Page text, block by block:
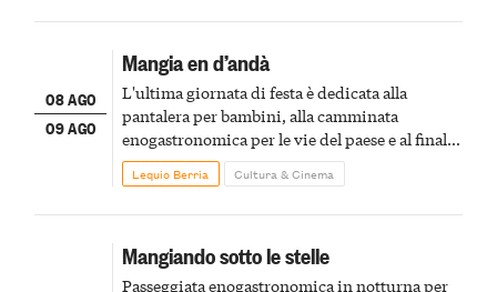
08 AGO
09 AGO
Mangia en d’andà
L'ultima giornata di festa è dedicata alla
pantalera per bambini, alla camminata
enogastronomica per le vie del paese e al finale
pirotecnico
Lequio Berria Cultura & Cinema
Mangiando sotto le stelle
Passeggiata enogastronomica in notturna per